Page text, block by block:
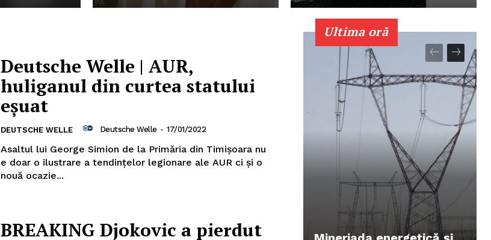
Deutsche Welle | AUR,
huliganul din curtea statului
eşuat
DEUTSCHE WELLE Deutsche Welle - 17/01/2022
Asaltul lui George Simion de la Primăria din Timişoara nu
e doar o ilustrare a tendinţelor legionare ale AUR ci şi o
nouă ocazie...
BREAKING Djokovic a pierdut
Ultima oră